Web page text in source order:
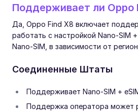
Поддерживает ли Oppo
Да, Oppo Find X8 включает
работать с настройкой Nano-SIM
Nano-SIM, в зависимости от
Соединенные Штаты
Поддерживает Nano-SIM +
Поддержка оператора может